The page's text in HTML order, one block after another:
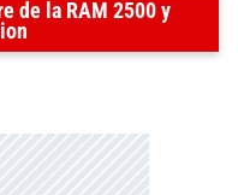
de la RAM 2500 y